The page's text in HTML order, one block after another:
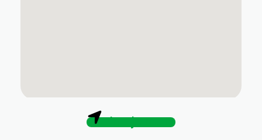
Plan je route